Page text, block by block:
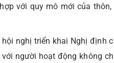
với quy mô mới của
nghị triển khai Nghị định
người hoạt động không